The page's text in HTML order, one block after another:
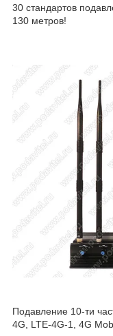
30 стандартов
130 метров!
Подавление 10-ти
4G, LTE-4G-1, 4G